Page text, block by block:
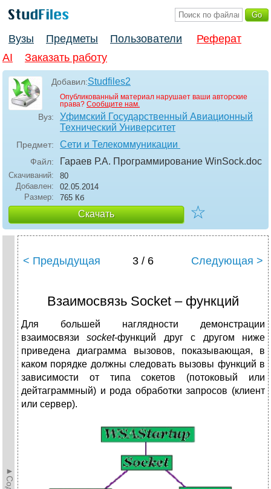
Вузы Предметы Пользователи
Реферат
AI
Заказать работу
Добавил:Studfiles2
Опубликованный материал нарушает ваши авторские
права? Сообщите нам.
Вуз:
Уфимский Государственный Авиационный
Технический Университет
Предмет: Сети и Телекоммуникации
Файл: Гараев Р.А. Программирование WinSock.doc
Скачиваний:
80
Добавлен:
02.05.2014
Размер:
765 Кб
Скачать ☆
< Предыдущая 3 / 6 Следующая >
Взаимосвязь Socket – функций
Для большей наглядности демонстрации
взаимосвязиsocket-функций друг с другом ниже
приведена диаграмма вызовов, показывающая, в
каком порядке должны следовать вызовы функций в
зависимости от типа сокетов (потоковый или
дейтаграммный) и рода обработки запросов (клиент
или сервер).